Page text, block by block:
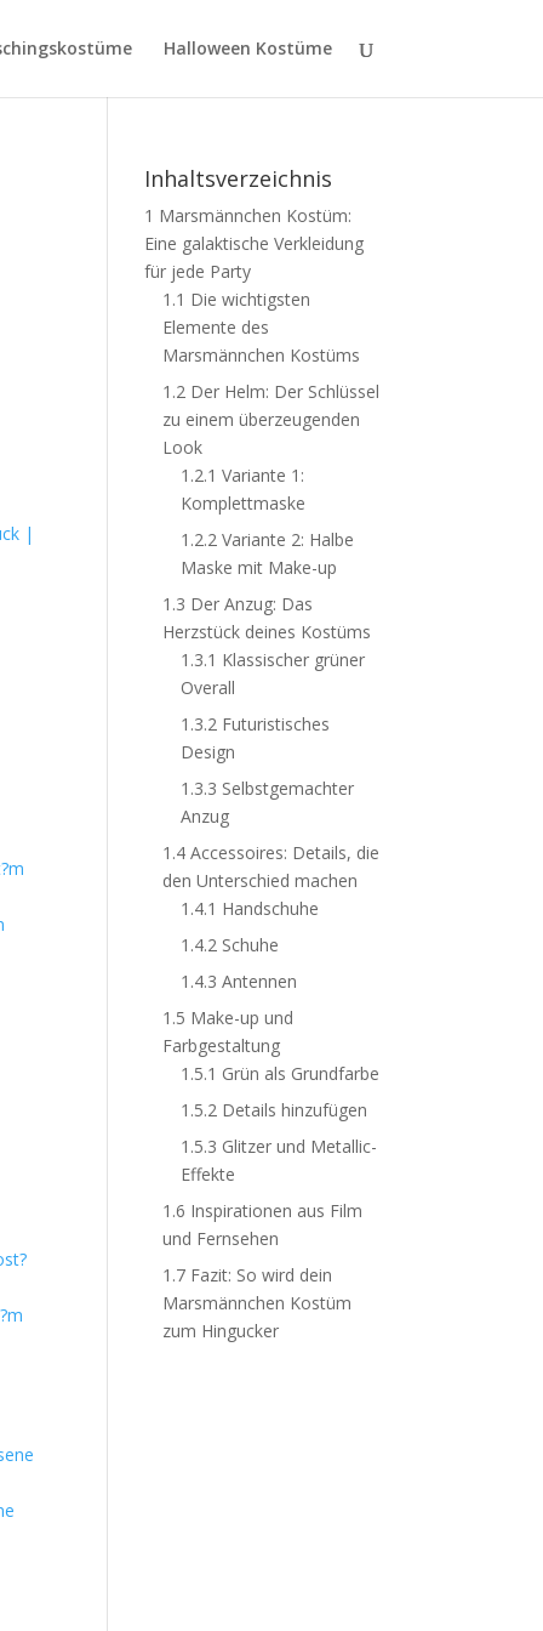
Halloween Kostüme
|
Inhaltsverzeichnis
1 Marsmännchen Kostüm:
Eine galaktische Verkleidung
für jede Party
1.1 Die wichtigsten
Elemente des
Marsmännchen Kostüms
1.2 Der Helm: Der Schlüssel
zu einem überzeugenden
Look
1.2.1 Variante 1:
Komplettmaske
1.2.2 Variante 2: Halbe
Maske mit Make-up
1.3 Der Anzug: Das
Herzstück deines Kostüms
1.3.1 Klassischer grüner
Overall
1.3.2 Futuristisches
Design
1.3.3 Selbstgemachter
Anzug
1.4 Accessoires: Details, die
den Unterschied machen
1.4.1 Handschuhe
1.4.2 Schuhe
1.4.3 Antennen
1.5 Make-up und
Farbgestaltung
1.5.1 Grün als Grundfarbe
1.5.2 Details hinzufügen
1.5.3 Glitzer und Metallic-
Effekte
1.6 Inspirationen aus Film
und Fernsehen
1.7 Fazit: So wird dein
Marsmännchen Kostüm
zum Hingucker